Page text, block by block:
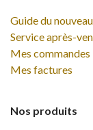
Guide du
Service après-
Mes commandes
Mes factures
Nos produits